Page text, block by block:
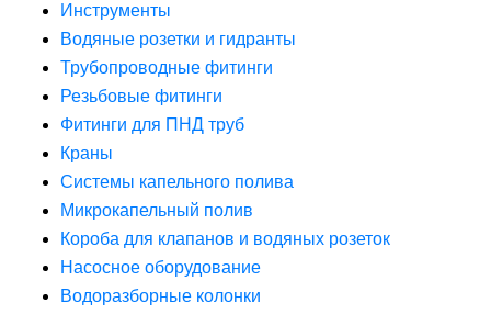
Инструменты
Водяные розетки и гидранты
Трубопроводные фитинги
Резьбовые фитинги
Фитинги для ПНД труб
Краны
Системы капельного полива
Микрокапельный полив
Короба для клапанов и водяных розеток
Насосное оборудование
Водоразборные колонки